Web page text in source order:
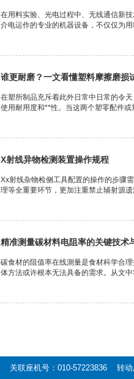
在用料实验、光电过程中、无线通信新
介电运作的专业的机器设备，不仅仅为
谁更耐磨？一文看懂塑料摩擦磨损
在塑所制品充斥着此外日常中日常的令
使用耐用度和**性。当这两个塑零配件
X射线异物检测装置操作规程
Xx射线杂物检侧工具配置的操作的步骤
理等全重要环节，更加注重禁止辅射源
精准测量碳材料电阻率的关键技术
碳食材的阻值率在线測量是食材科学合
体方法或许根本无法具备的需求。从文
关联座机号：010-57223836 转动